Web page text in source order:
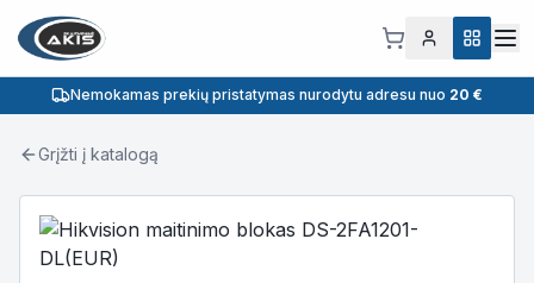
Nemokamas prekių pristatymas nurodytu adresu nuo 20 €
Grįžti į katalogą